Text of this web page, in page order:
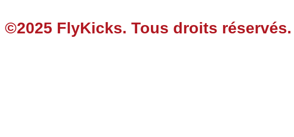
©2025 FlyKicks. Tous droits réservés.